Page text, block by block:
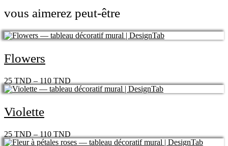
vous aimerez peut-être
Flowers
25TND–110TND
Violette
25TND–110TND